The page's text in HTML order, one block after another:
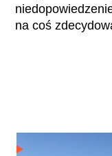
na coś